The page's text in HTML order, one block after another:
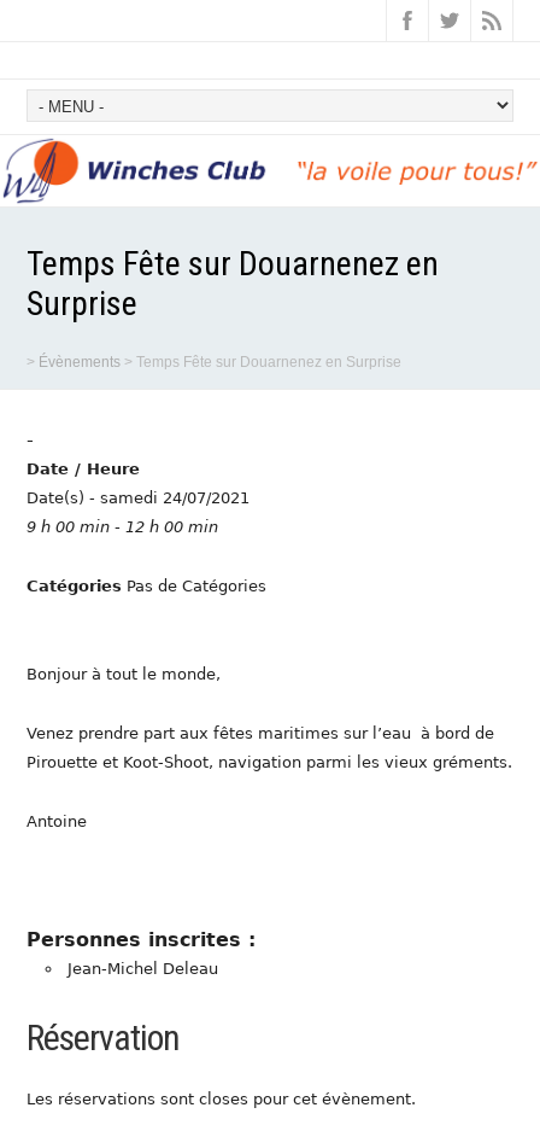
Temps Fête sur Douarnenez en
Surprise
> Évènements >Temps Fête sur Douarnenez en Surprise
-
Date / Heure
Date(s) - samedi 24/07/2021
9 h 00 min - 12 h 00 min
Catégories Pas de Catégories
Bonjour à tout le monde,
Venez prendre part aux fêtes maritimes sur l’eau à bord de
Pirouette et Koot-Shoot, navigation parmi les vieux gréments.
Antoine
Personnes inscrites :
Jean-Michel Deleau
Réservation
Les réservations sont closes pour cet évènement.